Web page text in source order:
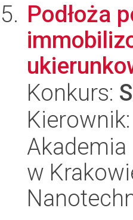
Podłoża
Konkurs:
Akademia
w